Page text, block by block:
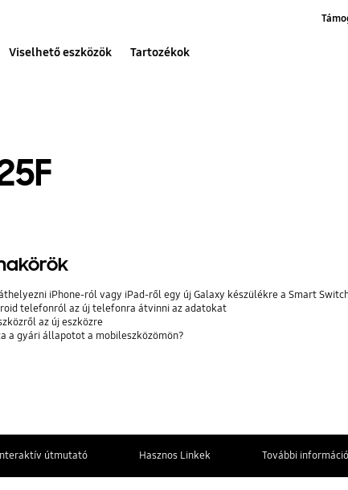
Viselhető eszközök Tartozékok
iPhone-ról vagy iPad-ről egy új Galaxy készülékre a Smart Switch
telefonról az új telefonra átvinni az adatokat
az új eszközre
a gyári állapotot a mobileszközömön?
útmutató Hasznos Linkek További információ